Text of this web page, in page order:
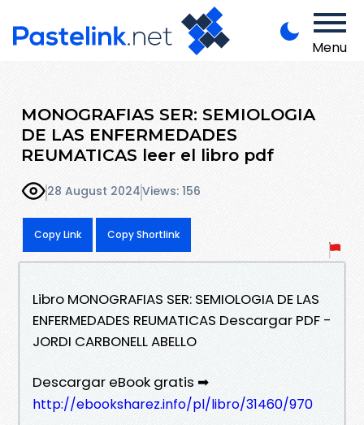
Menu
MONOGRAFIAS SER: SEMIOLOGIA
DE LAS ENFERMEDADES
REUMATICAS leer el libro pdf
28 August 2024Views: 156
Copy Link Copy Shortlink
Libro MONOGRAFIAS SER: SEMIOLOGIA DE LAS
ENFERMEDADES REUMATICAS Descargar PDF -
JORDI CARBONELL ABELLO
Descargar eBook gratis ➡
http://ebooksharez.info/pl/libro/31460/970